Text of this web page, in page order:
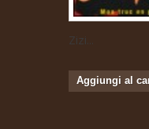
Zizi...
Aggiungi al